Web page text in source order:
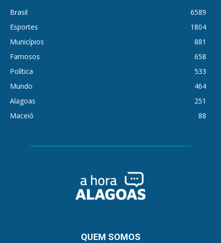
Brasil
6589
Esportes
1804
Municípios
881
Famosos
658
Política
533
Mundo
464
Alagoas
251
Maceió
88
QUEM SOMOS